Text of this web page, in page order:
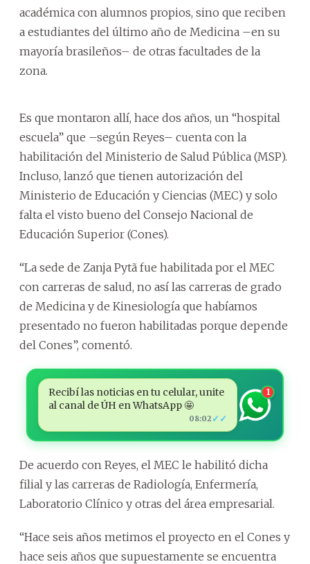
académica con alumnos propios, sino que reciben
a estudiantes del último año de Medicina –en su
mayoría brasileños– de otras facultades de la
zona.
Es que montaron allí, hace dos años, un “hospital
escuela” que –según Reyes– cuenta con la
habilitación del Ministerio de Salud Pública (MSP).
Incluso, lanzó que tienen autorización del
Ministerio de Educación y Ciencias (MEC) y solo
falta el visto bueno del Consejo Nacional de
Educación Superior (Cones).
“La sede de Zanja Pytã fue habilitada por el MEC
con carreras de salud, no así las carreras de grado
de Medicina y de Kinesiología que habíamos
presentado no fueron habilitadas porque depende
del Cones”, comentó.
Recibí las noticias en tu celular, unite
al canal de ÚH en WhatsApp 🤩
08:02 ✓✓
1
De acuerdo con Reyes, el MEC le habilitó dicha
filial y las carreras de Radiología, Enfermería,
Laboratorio Clínico y otras del área empresarial.
“Hace seis años metimos el proyecto en el Cones y
hace seis años que supuestamente se encuentra